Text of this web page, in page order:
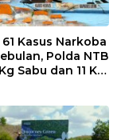
Kasus Narkoba
Polda NTB
Sabu dan 11 Kg